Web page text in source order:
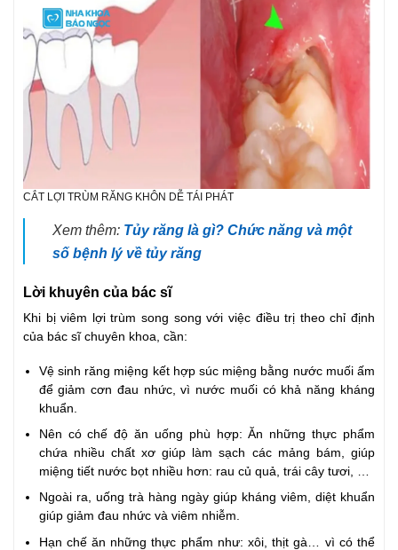
CẮT LỢI TRÙM RĂNG KHÔN DỄ TÁI PHÁT
Xem thêm: Tủy răng là gì? Chức năng và một
số bệnh lý về tủy răng
Lời khuyên của bác sĩ
Khi bị viêm lợi trùm song song với việc điều trị theo chỉ định
của bác sĩ chuyên khoa, cần:
Vệ sinh răng miệng kết hợp súc miệng bằng nước muối ấm
để giảm cơn đau nhức, vì nước muối có khả năng kháng
khuẩn.
Nên có chế độ ăn uống phù hợp: Ăn những thực phẩm
chứa nhiều chất xơ giúp làm sạch các mảng bám, giúp
miệng tiết nước bọt nhiều hơn: rau củ quả, trái cây tươi, …
Ngoài ra, uống trà hàng ngày giúp kháng viêm, diệt khuẩn
giúp giảm đau nhức và viêm nhiễm.
Hạn chế ăn những thực phẩm như: xôi, thịt gà… vì có thể